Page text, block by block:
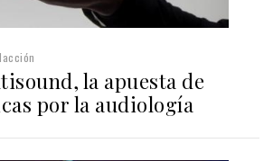
la apuesta de
por la audiología